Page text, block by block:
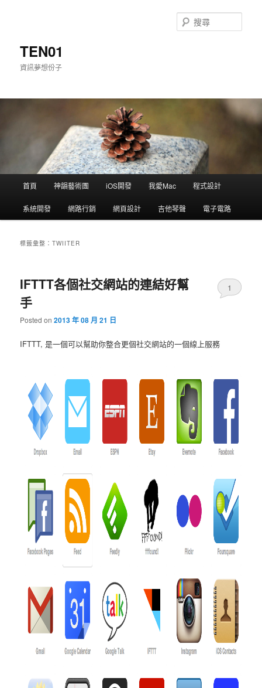
TEN01
資訊夢想份子
尋
跳到主內容
跳到第二內容
首頁 神韻藝術團 iOS開發 我愛Mac 程式設計
系統開發 網路行銷 網頁設計 吉他琴聲 電子電路
標籤彙整：TWIITER
IFTTT各個社交網站的連結好幫
手
Posted on2013 年 08 月 21 日
1
IFTTT, 是一個可以幫助你整合更個社交網站的一個線上服務